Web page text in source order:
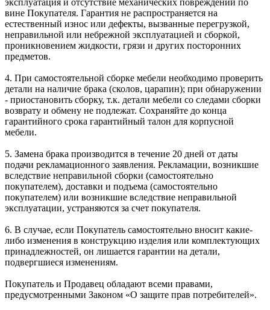
вине Покупателя. Гарантия не распространяется на
естественный износ или дефекты, вызванные перегрузкой,
неправильной или небрежной эксплуатацией и сборкой,
проникновением жидкости, грязи и других посторонних
предметов.
4. При самостоятельной сборке мебели необходимо проверить
детали на наличие брака (сколов, царапин); при обнаружении
- приостановить сборку, т.к. детали мебели со следами сборки
возврату и обмену не подлежат. Сохраняйте до конца
гарантийного срока гарантийный талон для корпусной
мебели.
5. Замена брака производится в течение 20 дней от даты
подачи рекламационного заявления. Рекламации, возникшие
вследствие неправильной сборки (самостоятельно
покупателем), доставки и подъема (самостоятельно
покупателем) или возникшие вследствие неправильной
эксплуатации, устраняются за счет покупателя.
6. В случае, если Покупатель самостоятельно вносит какие-
либо изменения в конструкцию изделия или комплектующих
принадлежностей, он лишается гарантии на детали,
подвергшиеся изменениям.
Покупатель и Продавец обладают всеми правами,
предусмотренными Законом «О защите прав потребителей».